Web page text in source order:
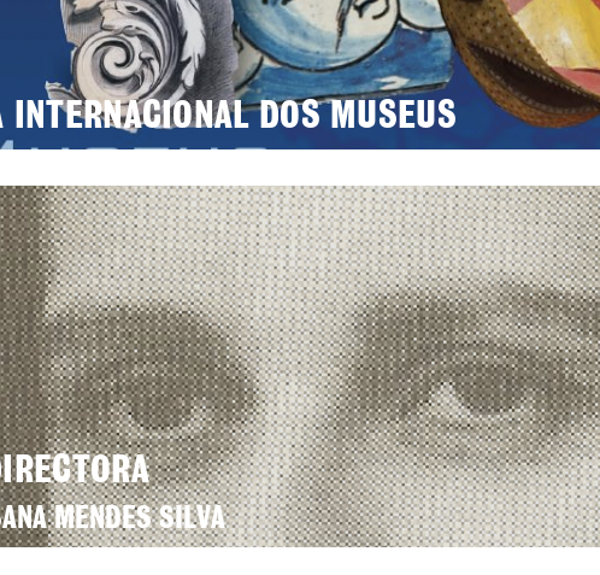
INTERNACIONAL DOS MUSEUS
MENDES SILVA